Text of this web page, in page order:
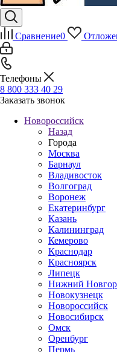
Сравнение0
Телефоны
8 800 333 40 29
Заказать звонок
Новороссийск
Назад
Города
Москва
Барнаул
Владивосток
Волгоград
Воронеж
Екатеринбург
Казань
Калининград
Кемерово
Краснодар
Красноярск
Липецк
Нижний
Новокузнецк
Новороссийск
Новосибирск
Омск
Оренбург
Пермь